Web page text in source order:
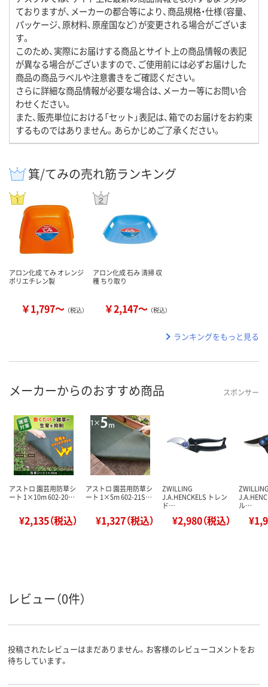
ておりますが、メーカーの都合等により、商品規格・仕様（容量、
パッケージ、原材料、原産国など）が変更される場合がございま
す。
このため、実際にお届けする商品とサイト上の商品情報の表記
が異なる場合がございますので、ご使用前には必ずお届けした
商品の商品ラベルや注意書きをご確認ください。
さらに詳細な商品情報が必要な場合は、メーカー等にお問い合
わせください。
また、販売単位における「セット」表記は、箱でのお届けをお約束
するものではありません。あらかじめご了承ください。
箕/てみの売れ筋ランキング
アロン化成 てみ オレンジ
ポリエチレン製
￥1,797～ （税込）
アロン化成 石み 清掃 収
穫 ちり取り
￥2,147～ （税込）
ランキングをもっと見る
メーカーからのおすすめ商品 スポンサー
アストロ 園芸用防草シ
ート 1×10m 602-20…
¥2,135（税込）
アストロ 園芸用防草シ
ート 1×5m 602-21S…
¥1,327（税込）
ZWILLING
J.A.HENCKELS トレン
ド…
¥2,980（税込）
ル…
レビュー（0件）
投稿されたレビューはまだありません。お客様のレビューコメントをお
待ちしています。